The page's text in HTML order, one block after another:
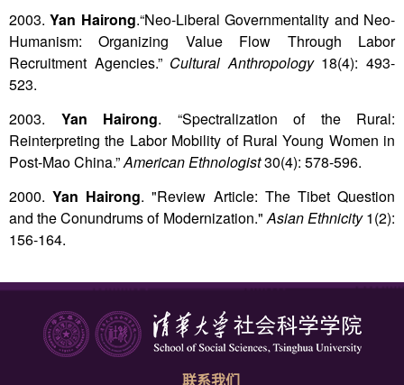
2003.Yan Hairong.“Neo-Liberal Governmentality and Neo-
Humanism: Organizing Value Flow Through Labor
Recruitment Agencies.” Cultural Anthropology 18(4): 493-
523.
2003. Yan Hairong. “Spectralization of the Rural:
Reinterpreting the Labor Mobility of Rural Young Women in
Post-Mao China.”American Ethnologist30(4): 578-596.
2000.Yan Hairong. "Review Article: The Tibet Question
and the Conundrums of Modernization."Asian Ethnicity1(2):
156-164.
联系我们